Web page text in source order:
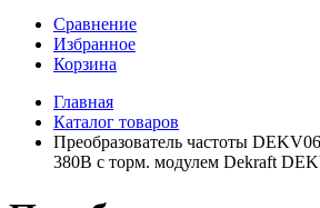
Сравнение
Избранное
Корзина
Главная
Каталог товаров
Преобразователь частоты
380В с торм. модулем Dekraft